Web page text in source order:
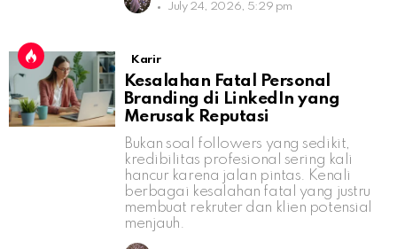
July 24, 2026, 5:29 pm
Karir
Kesalahan Fatal Personal
Branding di LinkedIn yang
Merusak Reputasi
Bukan soal followers yang sedikit,
kredibilitas profesional sering kali
hancur karena jalan pintas. Kenali
berbagai kesalahan fatal yang justru
membuat rekruter dan klien potensial
menjauh.